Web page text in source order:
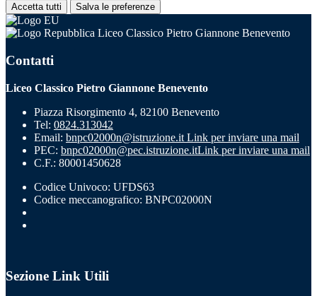
Accetta tutti Salva le preferenze
Liceo Classico Pietro Giannone Benevento
Contatti
Liceo Classico Pietro Giannone Benevento
Piazza Risorgimento 4, 82100 Benevento
Tel: 0824.313042
Email: bnpc02000n@istruzione.it Link per inviare una mail
PEC: bnpc02000n@pec.istruzione.itLink per inviare una mail
C.F.: 80001450628
Codice Univoco: UFDS63
Codice meccanografico: BNPC02000N
Sezione Link Utili